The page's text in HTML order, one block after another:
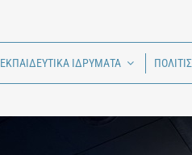
ΕΚΠΑΙΔΕΥΤΙΚΑ ΙΔΡΥΜΑΤΑ